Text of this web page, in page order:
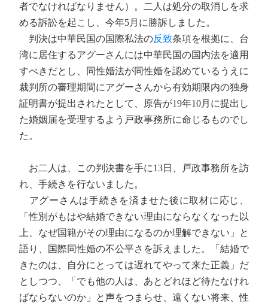
者でなければなりません）。二人は処分の取消しを求
める訴訟を起こし、今年5月に勝訴しました。
判決は中華民国の国際私法の反致条項を根拠に、台
湾に居住するアグーさんには中華民国の国内法を適用
すべきだとし、同性婚法が同性婚を認めているうえに
裁判所の審理期間にアグーさんから有効期限内の独身
証明書が提出されたとして、原告が19年10月に提出し
た婚姻届を受理するよう戸政事務所に命じるものでし
た。
お二人は、この判決書を手に13日、戸政事務所を訪
れ、手続きを行ないました。
アグーさんは手続きを済ませた後に取材に応じ、
「性別がもはや結婚できない理由にならなくなった以
上、なぜ国籍がその理由になるのか理解できない」と
語り、国際同性婚の不公平さを訴えました。「結婚で
きたのは、自分にとっては遅れてやって来た正義」だ
としつつ、「でも他の人は、あとどれほど待たなけれ
ばならないのか」と声をつまらせ、遠くない将来、性